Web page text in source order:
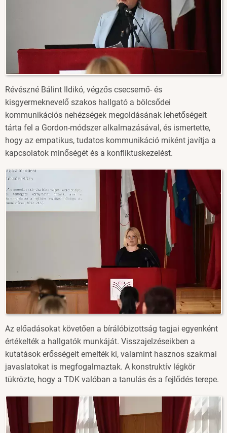
Révészné Bálint Ildikó, végzős csecsemő- és
kisgyermeknevelő szakos hallgató a bölcsődei
kommunikációs nehézségek megoldásának lehetőségeit
tárta fel a Gordon-módszer alkalmazásával, és ismertette,
hogy az empatikus, tudatos kommunikáció miként javítja a
kapcsolatok minőségét és a konfliktuskezelést.
Image
Az előadásokat követően a bírálóbizottság tagjai egyenként
értékelték a hallgatók munkáját. Visszajelzéseikben a
kutatások erősségeit emelték ki, valamint hasznos szakmai
javaslatokat is megfogalmaztak. A konstruktív légkör
tükrözte, hogy a TDK valóban a tanulás és a fejlődés terepe.
Image